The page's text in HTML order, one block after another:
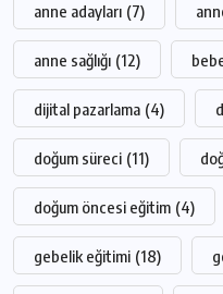
anne adayları (7)
anne sağlığı (12)
dijital pazarlama (4)
doğum süreci (11)
doğum öncesi eğitim (4)
gebelik eğitimi (18)